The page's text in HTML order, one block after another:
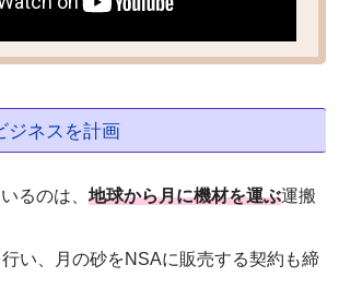
ジネスを計画
るのは、 地球から月に機材を運ぶ運搬
い、月の砂をNSAに販売する契約も締